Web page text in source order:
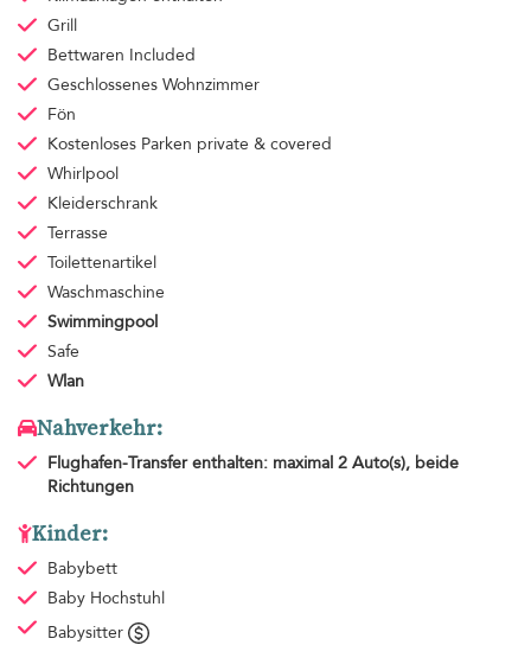
Grill
Bettwaren Included
Geschlossenes Wohnzimmer
Fön
Kostenloses Parken private & covered
Whirlpool
Kleiderschrank
Terrasse
Toilettenartikel
Waschmaschine
Swimmingpool
Safe
Wlan
Nahverkehr:
Flughafen-Transfer enthalten: maximal 2 Auto(s), beide
Richtungen
Kinder:
Babybett
Baby Hochstuhl
Babysitter